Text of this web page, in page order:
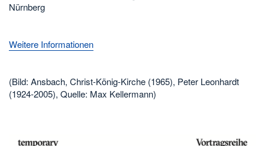
Nürnberg
Weitere Informationen
(Bild: Ansbach, Christ-König-Kirche (1965), Peter Leonhardt
(1924-2005), Quelle: Max Kellermann)